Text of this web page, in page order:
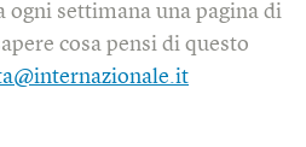
ogni settimana una pagina di
cosa pensi di questo